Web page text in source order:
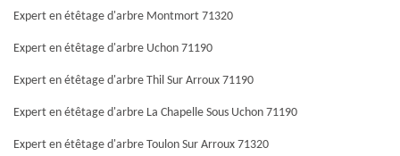
Expert en étêtage d'arbre Montmort 71320
Expert en étêtage d'arbre Uchon 71190
Expert en étêtage d'arbre Thil Sur Arroux 71190
Expert en étêtage d'arbre La Chapelle Sous Uchon 71190
Expert en étêtage d'arbre Toulon Sur Arroux 71320